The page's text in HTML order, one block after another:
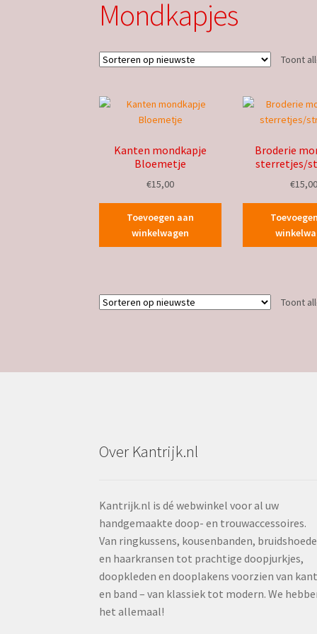
Mondkapjes
Toont
Kanten mondkapje
Bloemetje
€15,00
Toevoegen aan
winkelwagen
Broderie
sterretjes/
€15,00
Toont
Over Kantrijk.nl
Kantrijk.nl is dé webwinkel voor al uw
handgemaakte doop- en trouwaccessoires.
Van ringkussens, kousenbanden,
en haarkransen tot prachtige doopjurkjes,
doopkleden en dooplakens voorzien van kant
en band – van klassiek tot modern. We
het allemaal!